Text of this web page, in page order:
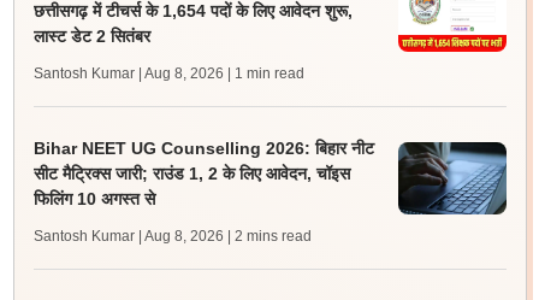
छत्तीसगढ़ में टीचर्स के 1,654 पदों के लिए आवेदन शुरू,
लास्ट डेट 2 सितंबर
Santosh Kumar | Aug 8, 2026 | 1 min read
Bihar NEET UG Counselling 2026: बिहार नीट
सीट मैट्रिक्स जारी; राउंड 1, 2 के लिए आवेदन, चॉइस
फिलिंग 10 अगस्त से
Santosh Kumar | Aug 8, 2026 | 2 mins read